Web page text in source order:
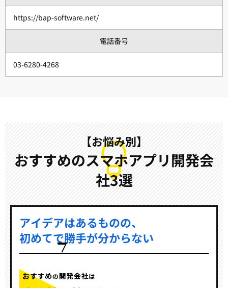
https://bap-software.net/
電話番号
03-6280-4268
【お悩み別】
おすすめのスマホアプリ開発会
社3選
アイデアはあるものの、
初めてで勝手が分からない